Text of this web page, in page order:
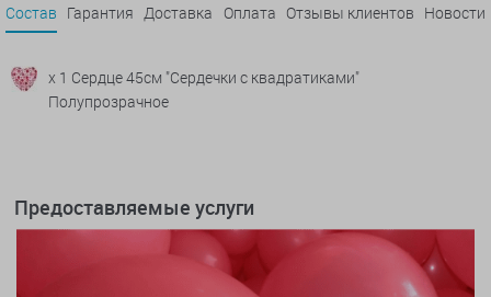
Состав Гарантия Доставка Оплата Отзывы клиентов Новости
x 1 Сердце 45см "Сердечки с квадратиками"
Полупрозрачное
Предоставляемые услуги